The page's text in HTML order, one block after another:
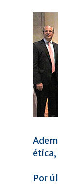
Por